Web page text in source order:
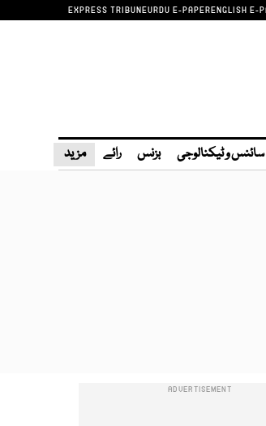
EXPRESS TRIBUNEURDU E-PAPERENGLISH E-
سائنس و ٹیکنالوجی بزنس رائے مزید